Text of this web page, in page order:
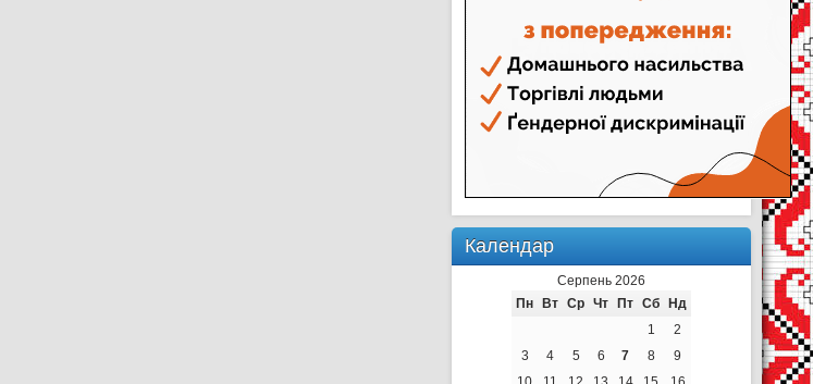
Календар
Серпень 2026
Пн Вт Ср Чт Пт Сб Нд
1
2
3
4 5 6 7 8
9